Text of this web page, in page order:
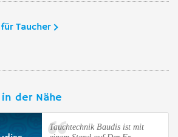
Taucher
der Nähe
Tauchtechnik Baudis ist mit